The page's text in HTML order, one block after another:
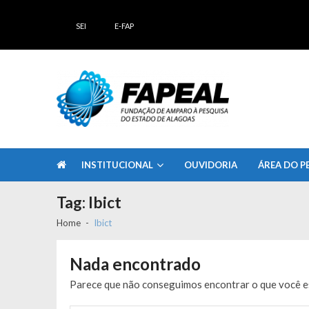
SEI E-FAP
INSTITUCIONAL OUVIDORIA ÁREA DO
Tag: Ibict
Home Ibict
Nada encontrado
Parece que não conseguimos encontrar o que você